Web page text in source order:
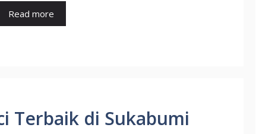
Read more
Terbaik di Sukabumi